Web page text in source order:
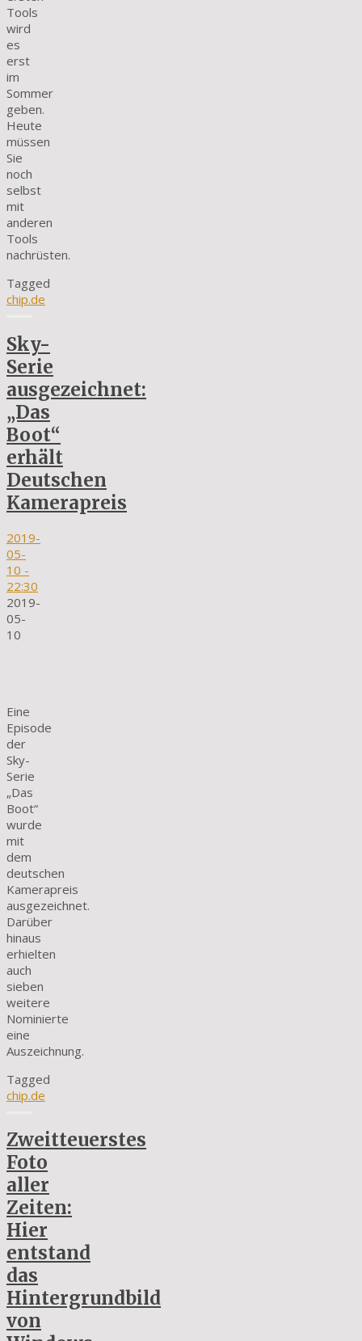
Tools
wird
es
erst
im
Sommer
geben.
Heute
müssen
Sie
noch
selbst
mit
anderen
Tools
nachrüsten.
Tagged
chip.de
Sky-
Serie
ausgezeichnet:
„Das
Boot“
erhält
Deutschen
Kamerapreis
2019-
05-
10 -
22:30
2019-
05-
10
Eine
Episode
der
Sky-
Serie
„Das
Boot“
wurde
mit
dem
deutschen
Kamerapreis
ausgezeichnet.
Darüber
hinaus
erhielten
auch
sieben
weitere
Nominierte
eine
Auszeichnung.
Tagged
chip.de
Zweitteuerstes
Foto
aller
Zeiten:
Hier
entstand
das
Hintergrundbild
von